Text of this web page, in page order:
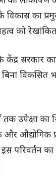
विकास का
को
केंद्र सरकार
विकसित
तक उपेक्षा का
औद्योगिक
परिवर्तन